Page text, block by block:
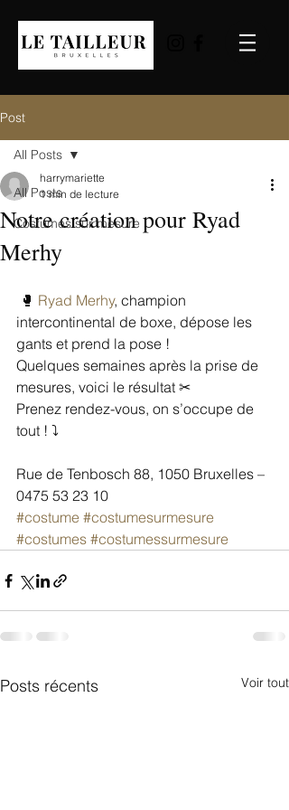
Post
All Posts
Costumes sur mesure
All Posts
Notre création pour Ryad
Merhy
harrymariette
1 min de lecture
🥊 Ryad Merhy, champion
intercontinental de boxe, dépose les
gants et prend la pose !
Quelques semaines après la prise de
mesures, voici le résultat ✂
Prenez rendez-vous, on s’occupe de
tout ! ⤵️
Rue de Tenbosch 88, 1050 Bruxelles –
0475 53 23 10
#costume #costumesurmesure
#costumes #costumessurmesure
Posts récents Voir tout